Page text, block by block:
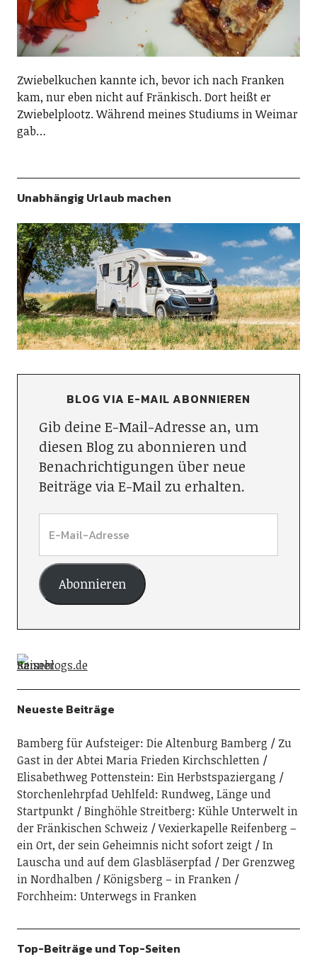
Zwiebelkuchen kannte ich, bevor ich nach Franken
kam, nur eben nicht auf Fränkisch. Dort heißt er
Zwiebelplootz. Während meines Studiums in Weimar
gab…
Unabhängig Urlaub machen
BLOG VIA E-MAIL ABONNIEREN
Gib deine E-Mail-Adresse an, um
diesen Blog zu abonnieren und
Benachrichtigungen über neue
Beiträge via E-Mail zu erhalten.
Abonnieren
Neueste Beiträge
Bamberg für Aufsteiger: Die Altenburg Bamberg
Zu
Gast in der Abtei Maria Frieden Kirchschletten
Elisabethweg Pottenstein: Ein Herbstspaziergang
Storchenlehrpfad Uehlfeld: Rundweg, Länge und
Startpunkt
Binghöhle Streitberg: Kühle Unterwelt in
der Fränkischen Schweiz
Vexierkapelle Reifenberg –
ein Ort, der sein Geheimnis nicht sofort zeigt
In
Lauscha und auf dem Glasbläserpfad
Der Grenzweg
in Nordhalben
Königsberg – in Franken
Forchheim: Unterwegs in Franken
Top-Beiträge und Top-Seiten